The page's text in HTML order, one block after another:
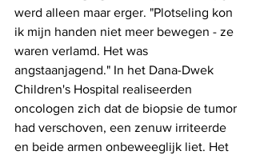
werd alleen maar erger. "Plotseling kon
ik mijn handen niet meer bewegen - ze
waren verlamd. Het was
angstaanjagend." In het Dana-Dwek
Children's Hospital realiseerden
oncologen zich dat de biopsie de tumor
had verschoven, een zenuw irriteerde
en beide armen onbeweeglijk liet. Het